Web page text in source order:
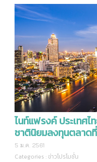
Infographic
ข่าวโปรโมชั่น
ไนท์แฟรงค์ ประเทศ
ชาตินิยมลงทุนตลาด
5 ม.ค. 2561
Categories : ข่าวโปรโมชั่น